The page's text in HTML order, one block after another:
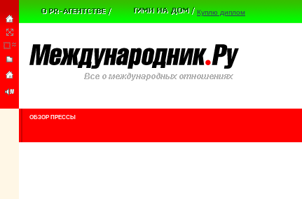
Куплю диплом
ОБЗОР ПРЕССЫ